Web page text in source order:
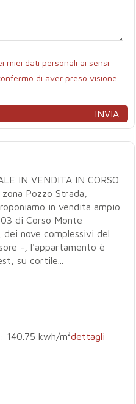
miei dati personali ai sensi
di aver preso visione
IN VENDITA IN CORSO
Pozzo Strada,
in vendita ampio
di Corso Monte
nove complessivi del
-, l'appartamento è
su cortile...
140.75 kwh/m²dettagli